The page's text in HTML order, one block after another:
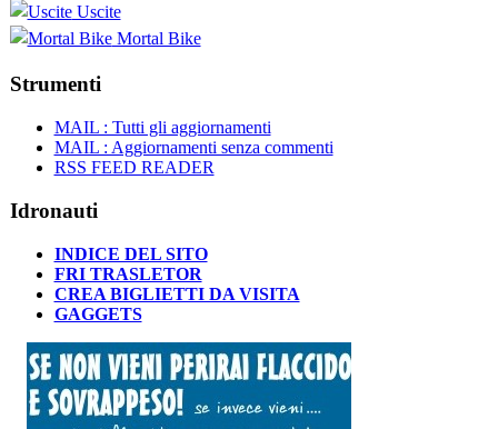
Uscite
Mortal Bike
Strumenti
MAIL : Tutti gli aggiornamenti
MAIL : Aggiornamenti senza commenti
RSS FEED READER
Idronauti
INDICE DEL SITO
FRI TRASLETOR
CREA BIGLIETTI DA VISITA
GAGGETS